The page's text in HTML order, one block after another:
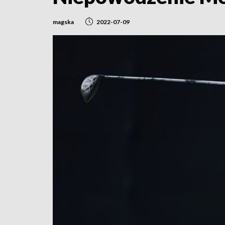
magska 2022-07-09